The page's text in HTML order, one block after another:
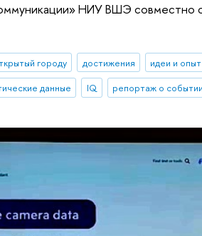
НИУ ВШЭ
городу достижения идеи и опыт
данные IQ репортаж о событии